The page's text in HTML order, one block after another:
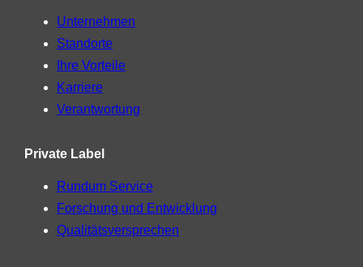
Unternehmen
Standorte
Ihre Vorteile
Karriere
Verantwortung
Private Label
Rundum Service
Forschung und Entwicklung
Qualitätsversprechen